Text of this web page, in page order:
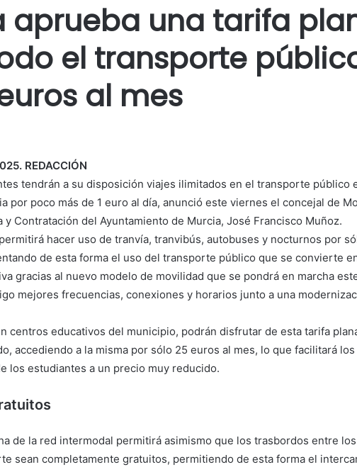
aprueba una tarifa
el transporte
al mes
REDACCIÓN
tendrán a su disposición viajes ilimitados en el transporte público
por poco más de 1 euro al día, anunció este viernes el concejal de
y Contratación del Ayuntamiento de Murcia, José Francisco Muñoz.
hacer uso de tranvía, tranvibús, autobuses y nocturnos por
de esta forma el uso del transporte público que se convierte
gracias al nuevo modelo de movilidad que se pondrá en marcha
mejores frecuencias, conexiones y horarios junto a una
centros educativos del municipio, podrán disfrutar de esta tarifa
accediendo a la misma por sólo 25 euros al mes, lo que facilitará los
los estudiantes a un precio muy reducido.
de la red intermodal permitirá asimismo que los trasbordos entre
sean completamente gratuitos, permitiendo de esta forma el